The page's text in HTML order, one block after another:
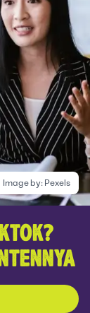
Image by: Pexels